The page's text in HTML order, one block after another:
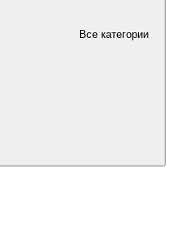
Все категории